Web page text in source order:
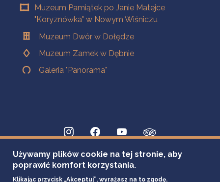
Muzeum Pamiątek po Janie Matejce
"Koryznówka" w Nowym Wiśniczu
Muzeum Dwór w Dołędze
Muzeum Zamek w Dębnie
Galeria "Panorama"
Używamy plików cookie na tej stronie, aby
poprawić komfort korzystania.
Klikając przycisk „Akceptuj”, wyrażasz na to zgodę.